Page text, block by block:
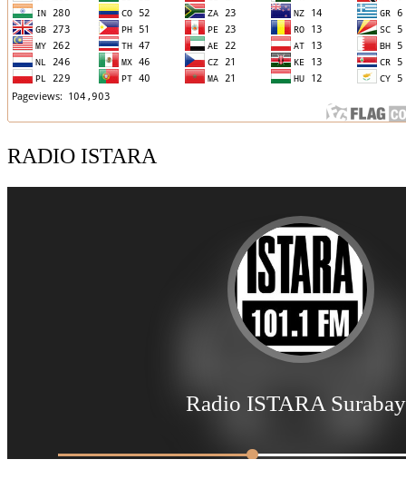
RADIO ISTARA